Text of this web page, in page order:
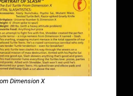
Dimension X